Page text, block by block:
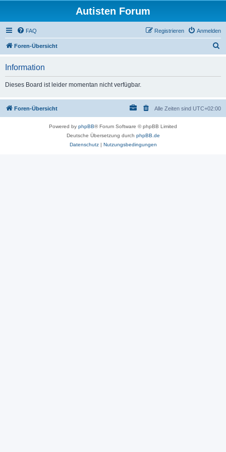
Autisten Forum
FAQ Anmelden
Registrieren
Foren-Übersicht
Information
Dieses Board ist leider momentan nicht verfügbar.
Foren-Übersicht Alle Zeiten sind UTC+02:00
Powered by phpBB® Forum Software © phpBB Limited
Deutsche Übersetzung durch phpBB.de
Datenschutz| Nutzungsbedingungen